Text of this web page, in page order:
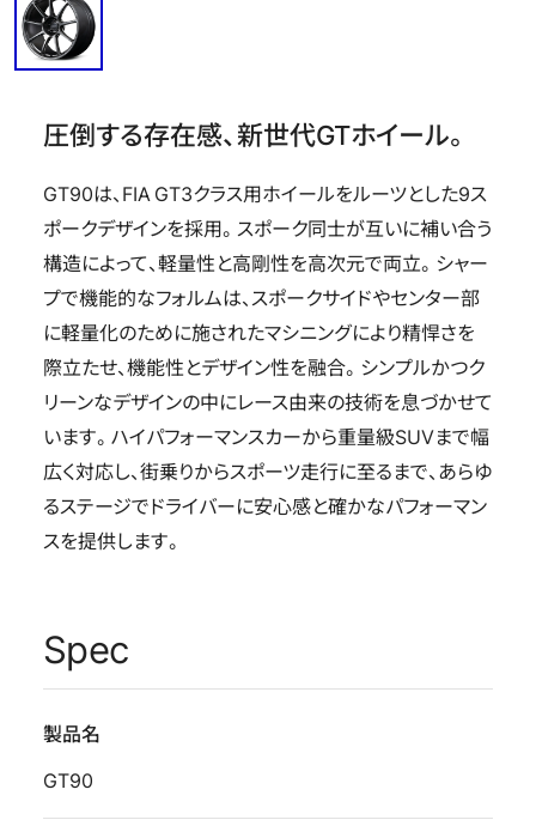
Store
圧倒する存在感、新世代GTホイール。
GT90は、FIA GT3クラス用ホイールをルーツとした9ス
ポークデザインを採用。スポーク同士が互いに補い合う
構造によって、軽量性と高剛性を高次元で両立。シャー
プで機能的なフォルムは、スポークサイドやセンター部
に軽量化のために施されたマシニングにより精悍さを
際立たせ、機能性とデザイン性を融合。シンプルかつク
リーンなデザインの中にレース由来の技術を息づかせて
います。ハイパフォーマンスカーから重量級SUVまで幅
広く対応し、街乗りからスポーツ走行に至るまで、あらゆ
るステージでドライバーに安心感と確かなパフォーマン
スを提供します。
Spec
製品名
GT90